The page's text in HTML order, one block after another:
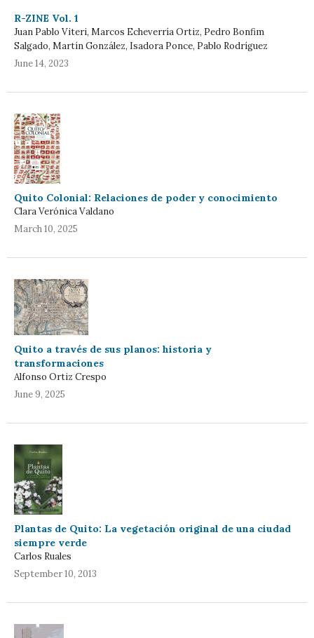
R-ZINE Vol. 1
Juan Pablo Viteri, Marcos Echeverría Ortiz, Pedro Bonfim
Salgado, Martín González, Isadora Ponce, Pablo Rodríguez
June 14, 2023
Quito Colonial: Relaciones de poder y conocimiento
Clara Verónica Valdano
March 10, 2025
Quito a través de sus planos: historia y
transformaciones
Alfonso Ortiz Crespo
June 9, 2025
Plantas de Quito: La vegetación original de una ciudad
siempre verde
Carlos Ruales
September 10, 2013